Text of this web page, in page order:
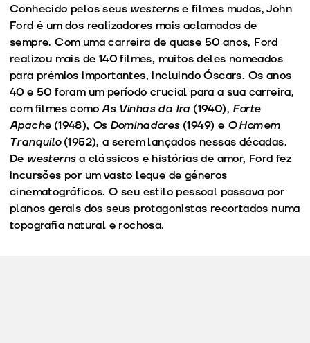
Conhecido pelos seus westernse filmes mudos, John
Ford é um dos realizadores mais aclamados de
sempre. Com uma carreira de quase 50 anos, Ford
realizou mais de 140 filmes, muitos deles nomeados
para prémios importantes, incluindo Óscars. Os anos
40 e 50 foram um período crucial para a sua carreira,
com filmes comoAs Vinhas da Ira (1940), Forte
Apache (1948), Os Dominadores(1949) e O Homem
Tranquilo(1952), a serem lançados nessas décadas.
De westernsa clássicos e histórias de amor, Ford fez
incursões por um vasto leque de géneros
cinematográficos. O seu estilo pessoal passava por
planos gerais dos seus protagonistas recortados numa
topografia natural e rochosa.